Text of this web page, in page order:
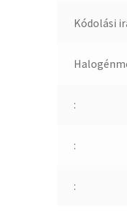
Kódolási
:
:
: